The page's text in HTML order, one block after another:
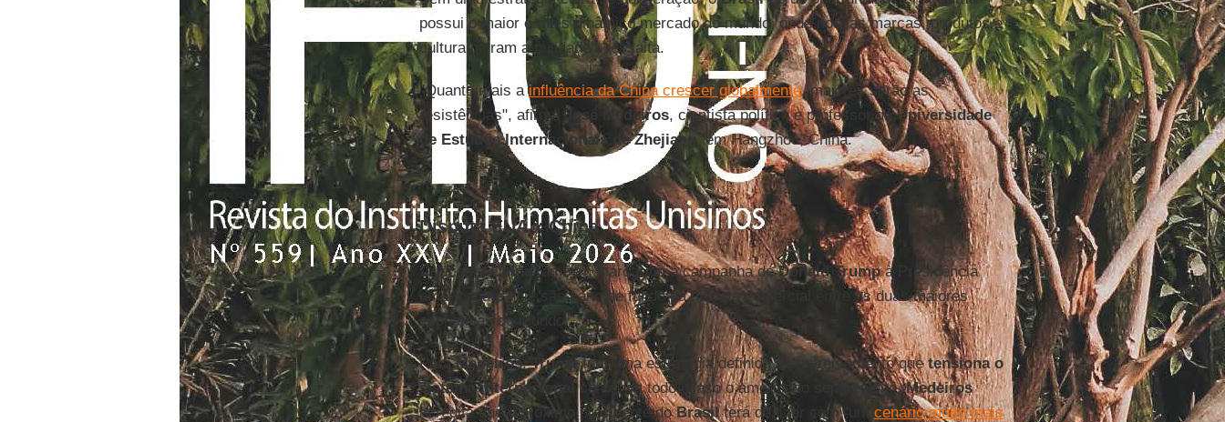
possui o maior e mais dinâmico mercado do mundo, onde nossas marcas, produtos e
cultura beiram a nulidade", ressalta.
"Quanto mais ainfluência da China crescer globalmente, maiores serão as
resistências", afirma José Medeiros, cientista político e professor daUniversidade
de Estudos Internacionais de Zhejiang, em Hangzhou, China.
Disputa EUA x China
Críticas àChinatambém marcaram a campanha deDonald Trumpà Presidência
americana e hoje são pano de fundo da disputa comercial entre as duas maiores
economias do mundo.
ParaMedeiros,Trumptem uma estratégia definida de enfrentamento quetensiona o
sistema internacionalcomo um todo. Caso o americano seja reeleito,Medeiros
acredita que o próximo presidente doBrasilterá de lidar com "um cenário muito mais